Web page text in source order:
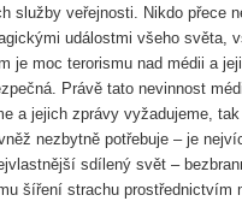
služby veřejnosti. Nikdo přece
událostmi všeho světa,
je moc terorismu nad médii a
Právě tato nevinnost
a jejich zprávy vyžadujeme,
nezbytně potřebuje – je
sdílený svět –
šíření strachu prostřednictvím